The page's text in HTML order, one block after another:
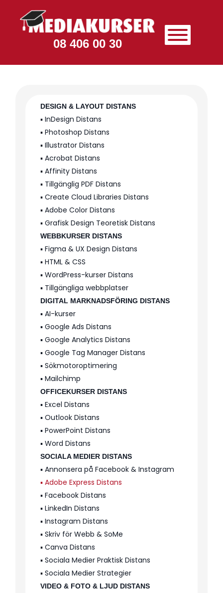
08 406 00 30
DESIGN & LAYOUT DISTANS
▪️ InDesign Distans
▪️ Photoshop Distans
▪️ Illustrator Distans
▪️ Acrobat Distans
▪️ Affinity Distans
▪️ Tillgänglig PDF Distans
▪️ Create Cloud Libraries Distans
▪️ Adobe Color Distans
▪️ Grafisk Design Teoretisk Distans
WEBBKURSER DISTANS
▪️ Figma & UX Design Distans
▪️ HTML & CSS
▪️ WordPress-kurser Distans
▪️ Tillgängliga webbplatser
DIGITAL MARKNADSFÖRING DISTANS
▪️ AI-kurser
▪️ Google Ads Distans
▪️ Google Analytics Distans
▪️ Google Tag Manager Distans
▪️ Sökmotoroptimering
▪️ Mailchimp
OFFICEKURSER DISTANS
▪️ Excel Distans
▪️ Outlook Distans
▪️ PowerPoint Distans
▪️ Word Distans
SOCIALA MEDIER DISTANS
▪️ Annonsera på Facebook & Instagram
▪️ Adobe Express Distans
▪️ Facebook Distans
▪️ LinkedIn Distans
▪️ Instagram Distans
▪️ Skriv för Webb & SoMe
▪️ Canva Distans
▪️ Sociala Medier Praktisk Distans
▪️ Sociala Medier Strategier
VIDEO & FOTO & LJUD DISTANS